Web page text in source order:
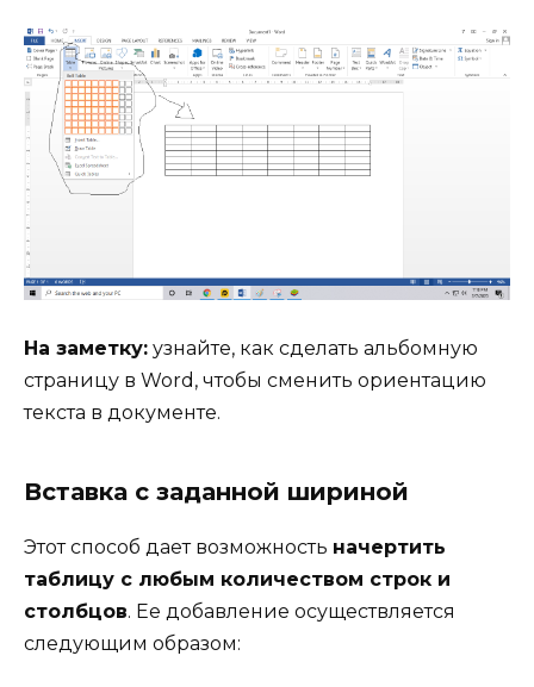
На заметку: узнайте, как сделать альбомную
страницу в Word, чтобы сменить ориентацию
текста в документе.
Вставка с заданной шириной
Этот способ дает возможность начертить
таблицу с любым количеством строк и
столбцов. Ее добавление осуществляется
следующим образом: